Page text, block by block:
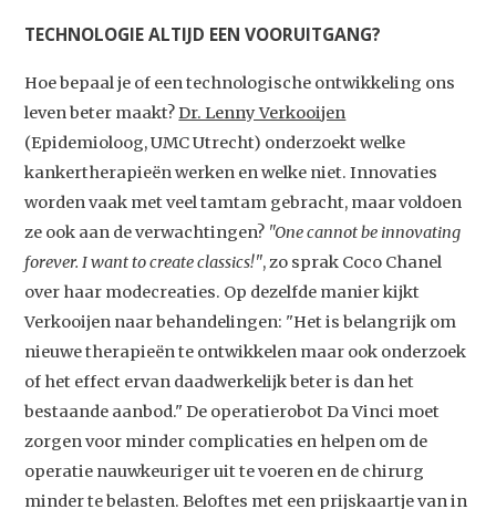
Studium Generale
Home
Agenda
Video
Podcast
Artikelen
Contact
TECHNOLOGIE ALTIJD EEN VOORUITGANG?
Hoe bepaal je of een technologische ontwikkeling ons
leven beter maakt?Dr. Lenny Verkooijen
(Epidemioloog, UMC Utrecht) onderzoekt welke
kankertherapieën werken en welke niet. Innovaties
worden vaak met veel tamtam gebracht, maar voldoen
ze ook aan de verwachtingen? "One cannot be innovating
forever. I want to create classics!", zo sprak Coco Chanel
over haar modecreaties. Op dezelfde manier kijkt
Verkooijen naar behandelingen: "Het is belangrijk om
nieuwe therapieën te ontwikkelen maar ook onderzoek
of het effect ervan daadwerkelijk beter is dan het
bestaande aanbod." De operatierobot Da Vinci moet
zorgen voor minder complicaties en helpen om de
operatie nauwkeuriger uit te voeren en de chirurg
minder te belasten. Beloftes met een prijskaartje van in